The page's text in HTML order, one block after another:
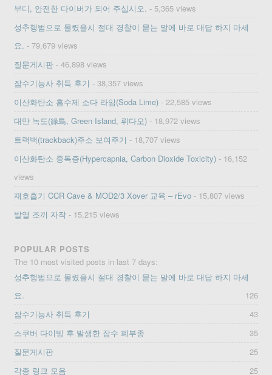
부디, 안전한 다이버가 되어 주십시오. - 5,365 views
성추행범으로 몰렸을시 절대 경찰이 묻는 말에 바로 대답 하지 마세
요. - 79,679 views
질문게시판 - 46,898 views
잠수기능사 취득 후기 - 38,357 views
이산화탄소 흡수제 소다 라임(Soda Lime) - 22,585 views
대만 녹도(綠島, Green Island, 뤼다오) - 18,972 views
트랙백(trackback)주소 보여주기 - 18,707 views
이산화탄소 중독증(Hypercapnia, Carbon Dioxide Toxicity) - 16,152
views
재호흡기 CCR Cave & MOD2/3 Xover 교육 – rEvo - 15,807 views
발열 조끼 자작 - 15,215 views
POPULAR POSTS
The 10 most visited posts in last 7 days:
성추행범으로 몰렸을시 절대 경찰이 묻는 말에 바로 대답 하지 마세
요.
126
잠수기능사 취득 후기
43
스쿠버 다이빙 후 발생한 잠수 폐부종
35
질문게시판
25
각종 링크 모음
25